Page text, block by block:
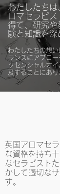
英国アロマセ
な資格を持ち
なセラピスト
かして適切な
す。
わたしたちは
ロマセラピス
得て、研究
験と知識を深
わたしたちの想
ランスにアプロ
ッセンシャルオ
及することにあり